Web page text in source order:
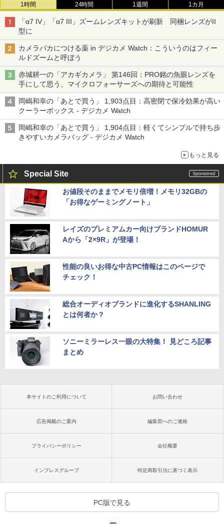
1時間 24時間 1週間 1カ月
「α7 IV」「α7 III」ズームレンズキットが刷新 同梱レンズがII
型に
カメラバカにつける薬 in デジカメ Watch：こういうのはフィー
ルドズームと呼ぼう
赤城耕一の「アカギカメラ」 第146回：PRO銘の魚眼レンズを
手にして思う、マイクロフォーサーズへの期待と可能性
岡嶋和幸の「あとで買う」 1,903点目：高密閉で保冷効果が高い
クーラーボックス - デジカメ Watch
岡嶋和幸の「あとで買う」 1,904点目：軽くてシンプルで持ち歩
きやすいカメラバッグ - デジカメ Watch
もっと見る
Special Site
お値段そのままでメモリ倍増！メモリ32GBの
「お得なゲーミングノート」
レイズのプレミアムカー向けブランドHOMUR
Aから「2×9R」が登場！
性能の良いお得な中古PC情報はこのページで
チェック！
総合オーディオブランドに進化するSHANLING
とは何者か？
ソニーミラーレス一眼の大特集！ 見どころ記事
まとめ
本サイトのご利用について お問い合わせ
広告掲載のご案内 編集部へのご連絡
プライバシーポリシー 会社概要
インプレスグループ 特定商取引法に基づく表示
PC版で見る